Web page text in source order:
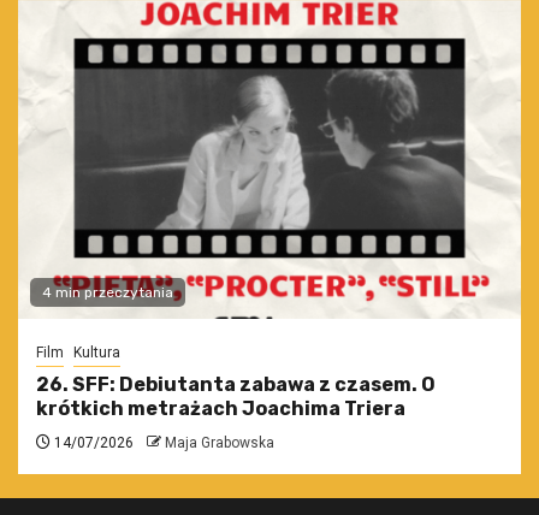
4 min przeczytania
Film Kultura
26. SFF: Debiutanta zabawa z czasem. O
krótkich metrażach Joachima Triera
14/07/2026 Maja Grabowska